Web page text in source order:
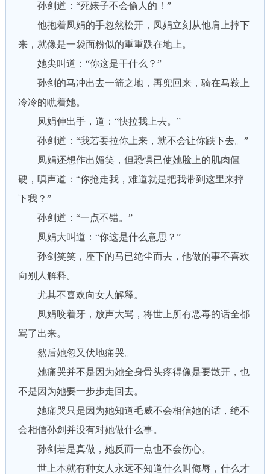
孙剑道：“死婊子不会偷人的！”
他抱着凤娟的手忽然松开，凤娟立刻从他肩上摔下
来，就像是一袋面粉似的重重跌在地上。
她尖叫道：“你这是干什么？”
孙剑的马冲出去一箭之地，再兜回来，骑在马鞍上
冷冷的瞧着她。
凤娟伸出手，道：“快拉我上去。”
孙剑道：“我若要拉你上来，就不会让你跌下去。”
凤娟还想作出媚笑，但恐惧已使她脸上的肌肉僵
硬，嗔声道：“你抢走我，难道就是把我带到这里来摔
下我？”
孙剑道：“一点不错。”
凤娟大叫道：“你这是什么意思？”
孙剑笑笑，座下的马已绝尘而去，他做的事不喜欢
向别人解释。
尤其不喜欢向女人解释。
凤娟咬着牙，放声大骂，将世上所有恶毒的话全都
骂了出来。
然后她忽又伏地痛哭。
她痛哭并不是因为她全身骨头疼得像是要散开，也
不是因为她要一步步走回去。
她痛哭只是因为她知道毛威不会相信她的话，绝不
会相信孙剑并没有对她做什么事。
孙剑若是真做，她反而一点也不会伤心。
世上本就有种女人永远不知道什么叫侮辱，什么才